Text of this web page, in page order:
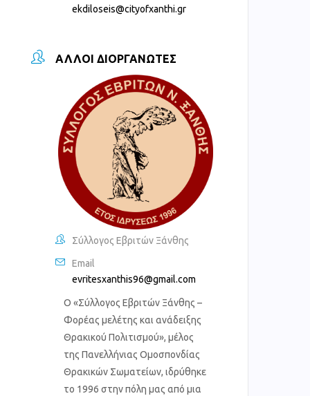
ekdiloseis@cityofxanthi.gr
ΆΛΛΟΙ ΔΙΟΡΓΑΝΩΤΈΣ
Σύλλογος Εβριτών Ξάνθης
Email
evritesxanthis96@gmail.com
Ο «Σύλλογος Εβριτών Ξάνθης –
Φορέας μελέτης και ανάδειξης
Θρακικού Πολιτισμού», μέλος
της Πανελλήνιας Ομοσπονδίας
Θρακικών Σωματείων, ιδρύθηκε
το 1996 στην πόλη μας από μια